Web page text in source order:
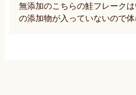
無添加のこちらの鮭フレーク
の添加物が入っていないので